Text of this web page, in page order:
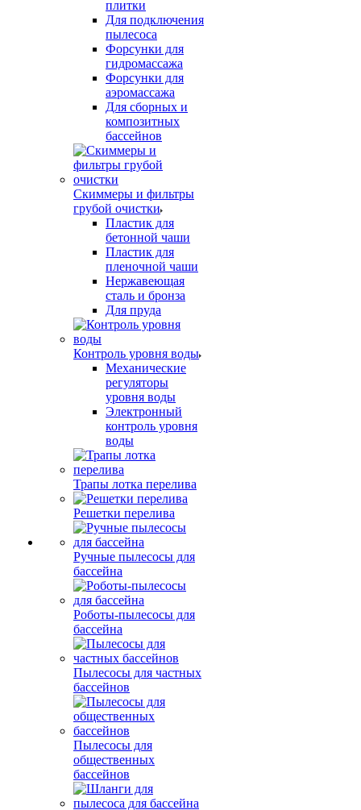
плитки
Для подключения
пылесоса
Форсунки для
гидромассажа
Форсунки для
аэромассажа
Для сборных и
композитных
бассейнов
Скиммеры и фильтры
грубой очистки
Пластик для
бетонной чаши
Пластик для
пленочной чаши
Нержавеющая
сталь и бронза
Для пруда
Контроль уровня воды
Механические
регуляторы
уровня воды
Электронный
контроль уровня
воды
Трапы лотка перелива
Решетки перелива
Ручные пылесосы для
бассейна
Роботы-пылесосы для
бассейна
Пылесосы для частных
бассейнов
Пылесосы для
общественных
бассейнов